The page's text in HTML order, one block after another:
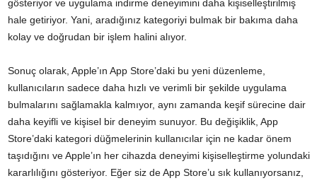
gösteriyor ve uygulama indirme deneyimini daha kişiselleştirilmiş
hale getiriyor. Yani, aradığınız kategoriyi bulmak bir bakıma daha
kolay ve doğrudan bir işlem halini alıyor.
Sonuç olarak, Apple’ın App Store’daki bu yeni düzenleme,
kullanıcıların sadece daha hızlı ve verimli bir şekilde uygulama
bulmalarını sağlamakla kalmıyor, aynı zamanda keşif sürecine dair
daha keyifli ve kişisel bir deneyim sunuyor. Bu değişiklik, App
Store’daki kategori düğmelerinin kullanıcılar için ne kadar önem
taşıdığını ve Apple’ın her cihazda deneyimi kişiselleştirme yolundaki
kararlılığını gösteriyor. Eğer siz de App Store’u sık kullanıyorsanız,